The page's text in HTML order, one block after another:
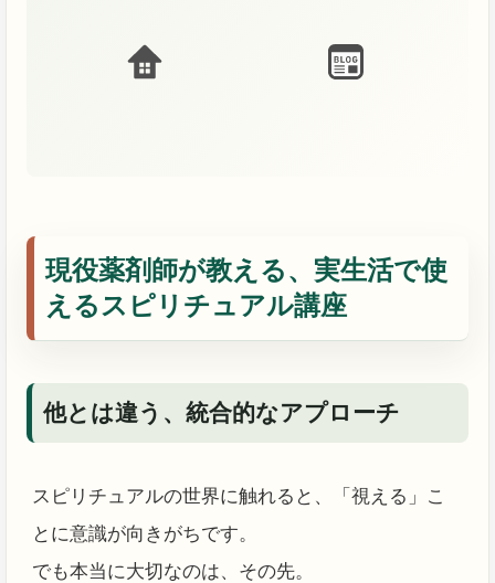
現役薬剤師が教える、実生活で使
えるスピリチュアル講座
他とは違う、統合的なアプローチ
スピリチュアルの世界に触れると、「視える」こ
とに意識が向きがちです。
でも本当に大切なのは、その先。